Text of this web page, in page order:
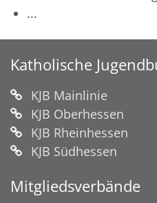
...
Katholische
KJB Mainlinie
KJB Oberhessen
KJB Rheinhessen
KJB Südhessen
Mitgliedsverbände